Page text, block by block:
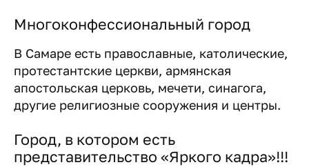
Многоконфессиональный город
В Самаре есть православные, католические,
протестантские церкви, армянская
апостольская церковь, мечети, синагога,
другие религиозные сооружения и центры.
Город, в котором есть
представительство «Яркого кадра»!!!